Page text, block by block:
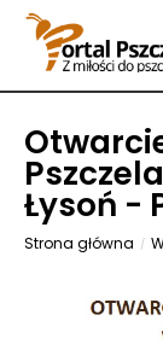
Łysoń -
Strona główna